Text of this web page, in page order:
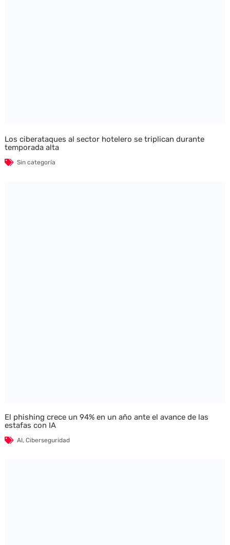
Los ciberataques al sector hotelero se triplican durante
temporada alta
Sin categoría
El phishing crece un 94% en un año ante el avance de las
estafas con IA
AI, Ciberseguridad